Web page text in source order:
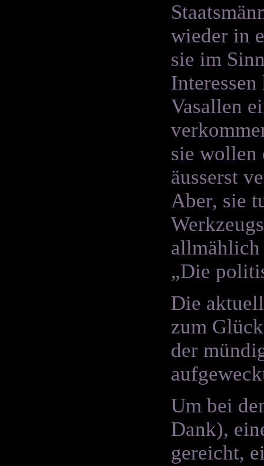
wieder in
sie im
Vasallen
sie wollen
äusserst
Aber, sie
allmählich
„Die
Die
zum
der
Um bei
Dank),
gereicht,